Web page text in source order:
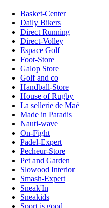
Basket-Center
Daily Bikers
Direct Running
Direct-Volley
Espace Golf
Foot-Store
Galop Store
Golf and co
Handball-Store
House of Rugby
La sellerie de Maé
Made in Paradis
Nauti-wave
On-Fight
Padel-Expert
Pecheur-Store
Pet and Garden
Slowood Interior
Smash-Expert
Sneak'In
Sneakids
Sport is good